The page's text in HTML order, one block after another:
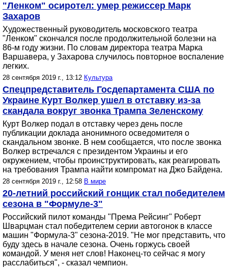
"Ленком" осиротел: умер режиссер Марк
Захаров
Художественный руководитель московского театра
"Ленком" скончался после продолжительной болезни на
86-м году жизни. По словам директора театра Марка
Варшавера, у Захарова случилось повторное воспаление
легких.
28 сентября 2019 г., 13:12 Культура
Спецпредставитель Госдепартамента США по
Украине Курт Волкер ушел в отставку из-за
скандала вокруг звонка Трампа Зеленскому
Курт Волкер подал в отставку через день после
публикации доклада анонимного осведомителя о
скандальном звонке. В нем сообщается, что после звонка
Волкер встречался с президентом Украины и его
окружением, чтобы проинструктировать, как реагировать
на требования Трампа найти компромат на Джо Байдена.
28 сентября 2019 г., 12:58 В мире
20-летний российский гонщик стал победителем
сезона в "Формуле-3"
Российский пилот команды "Према Рейсинг" Роберт
Шварцман стал победителем серии автогонок в классе
машин "Формула-3" сезона-2019. "Не мог представить, что
буду здесь в начале сезона. Очень горжусь своей
командой. У меня нет слов! Наконец-то сейчас я могу
расслабиться", - сказал чемпион.